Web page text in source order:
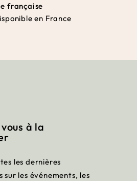
française
en France
à la
les dernières
sur les événements, les